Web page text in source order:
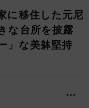
に移住した元尼
な台所を披露
」な美躰堅持